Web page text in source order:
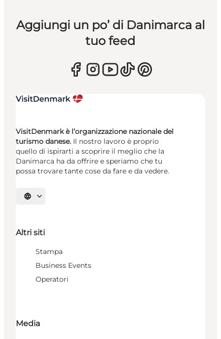
Aggiungi un po’ di Danimarca al
tuo feed
VisitDenmark è l’organizzazione nazionale del
turismo danese. Il nostro lavoro è proprio
quello di ispirarti a scoprire il meglio che la
Danimarca ha da offrire e speriamo che tu
possa trovare tante cose da fare e da vedere.
Seleziona la lingua
Altri siti
Stampa
Business Events
Operatori
Media